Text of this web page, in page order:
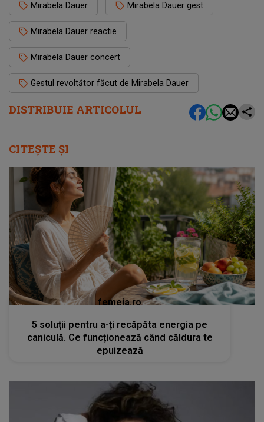
DISTRIBUIE ARTICOLUL
Mirabela Dauer Mirabela Dauer gest
Mirabela Dauer reactie
Mirabela Dauer concert
Gestul revoltător făcut de Mirabela Dauer
CITEȘTE ȘI
femeia.ro
5 soluții pentru a-ți recăpăta energia pe
caniculă. Ce funcționează când căldura te
epuizează